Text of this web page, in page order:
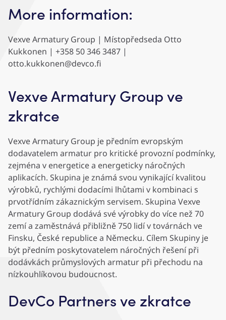
More information:
Vexve Armatury Group | Místopředseda Otto
Kukkonen | +358 50 346 3487 |
otto.kukkonen@devco.fi
Vexve Armatury Group ve
zkratce
Vexve Armatury Group je předním evropským
dodavatelem armatur pro kritické provozní podmínky,
zejména v energetice a energeticky náročných
aplikacích. Skupina je známá svou vynikající kvalitou
výrobků, rychlými dodacími lhůtami v kombinaci s
prvotřídním zákaznickým servisem. Skupina Vexve
Armatury Group dodává své výrobky do více než 70
zemí a zaměstnává přibližně 750 lidí v továrnách ve
Finsku, České republice a Německu. Cílem Skupiny je
být předním poskytovatelem náročných řešení při
dodávkách průmyslových armatur při přechodu na
nízkouhlíkovou budoucnost.
DevCo Partners ve zkratce